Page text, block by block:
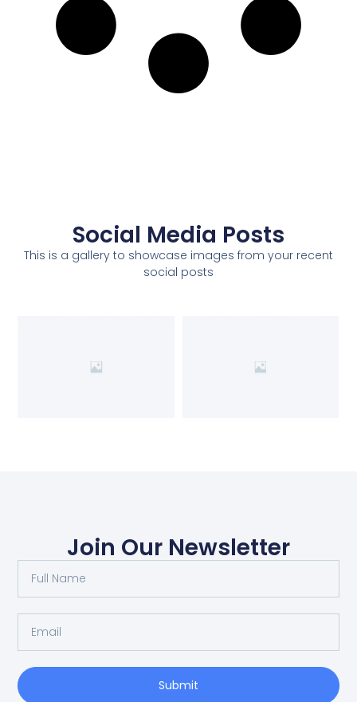
Social Media Posts
This is a gallery to showcase images from your recent
social posts
Join Our Newsletter
Submit